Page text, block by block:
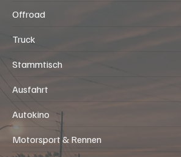
Offroad
Truck
Stammtisch
Ausfahrt
Autokino
Motorsport & Rennen